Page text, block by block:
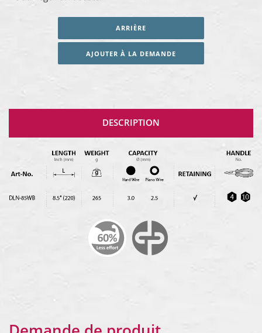
ARRIÈRE
AJOUTER À LA DEMANDE
DESCRIPTION